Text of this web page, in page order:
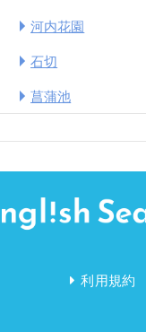
河内花園
石切
菖蒲池
利用規約